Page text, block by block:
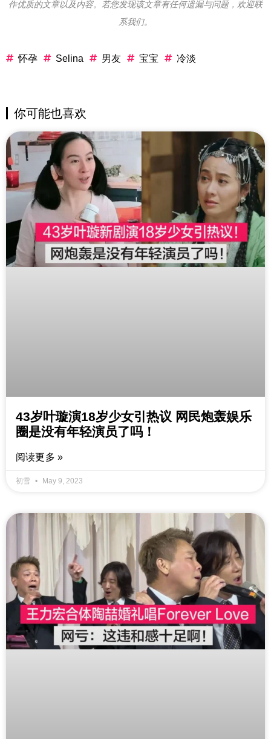
作优质的文章以及内容。若您发现该文章有任何遗漏与问题，欢迎联
系我们。
怀孕 Selina 男友 宝宝 冷淡
你可能也喜欢
43岁叶璇演18岁少女引热议 网民炮轰娱乐
圈是没有年轻演员了吗！
阅读更多 »
初雪 May 9, 2023